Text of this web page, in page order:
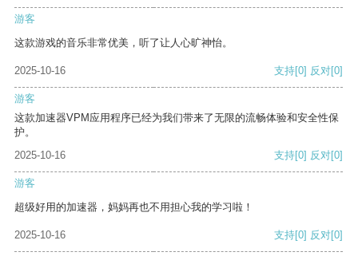
游客
这款游戏的音乐非常优美，听了让人心旷神怡。
2025-10-16 支持[0] 反对[0]
游客
这款加速器VPM应用程序已经为我们带来了无限的流畅体验和安全性保
护。
2025-10-16
支持[0] 反对[0]
游客
超级好用的加速器，妈妈再也不用担心我的学习啦！
2025-10-16 支持[0] 反对[0]